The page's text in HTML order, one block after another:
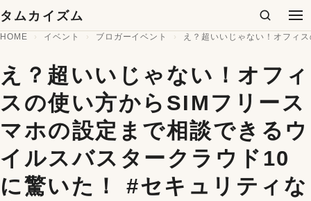
コンテンツへスキップ
タムカイズム 検索 メ
HOME イベント ブロガーイベント え？超いいじゃない！オフィ
え？超いいじゃない！オフィ
スの使い方からSIMフリース
マホの設定まで相談できるウ
イルスバスタークラウド10
に驚いた！ #セキュリティな